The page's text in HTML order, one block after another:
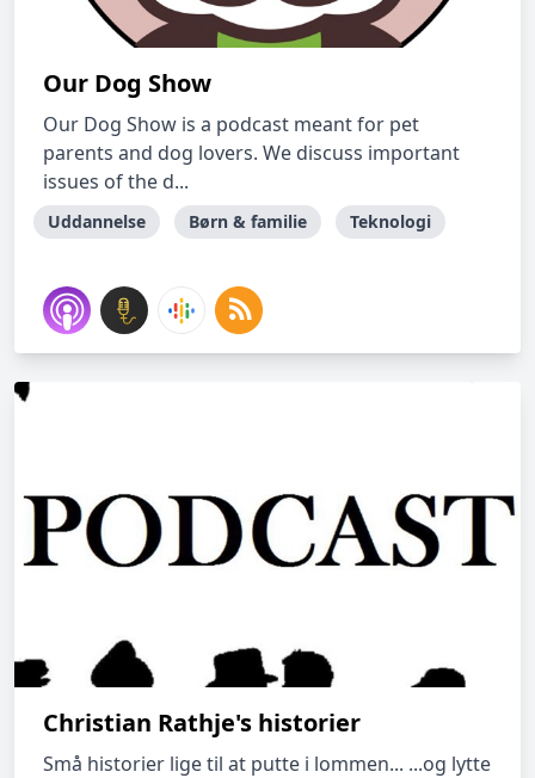
Our Dog Show
Our Dog Show is a podcast meant for pet
parents and dog lovers. We discuss important
issues of the d...
Uddannelse Børn & familie Teknologi
Christian Rathje's historier
Små historier lige til at putte i lommen... ...og lytte